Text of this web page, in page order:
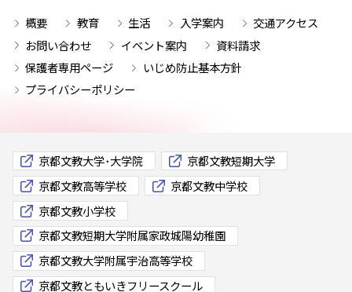
概要 教育 生活 入学案内
交通アクセス
お問い合わせ
イベント案内
資料請求
保護者専用ページ
いじめ防止基本方針
プライバシーポリシー
京都文教大学･大学院
京都文教短期大学
京都文教高等学校
京都文教中学校
京都文教小学校
京都文教短期大学附属家政城陽幼稚園
京都文教大学附属宇治高等学校
京都文教ともいきフリースクール